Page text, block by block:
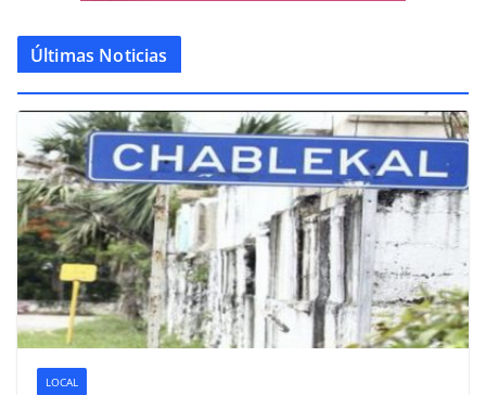
Últimas Noticias
LOCAL